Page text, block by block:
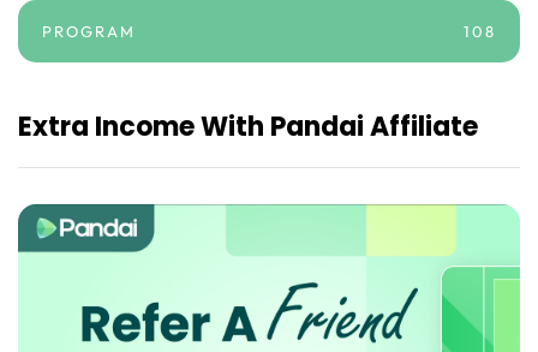
PROGRAM 108
Extra Income With Pandai Affiliate